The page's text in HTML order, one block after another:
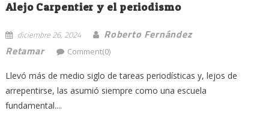
Alejo Carpentier y el periodismo
diciembre 26, 2024
Roberto Fernández
Retamar
Comment(0)
Llevó más de medio siglo de tareas periodísticas y, lejos de
arrepentirse, las asumió siempre como una escuela
fundamental....